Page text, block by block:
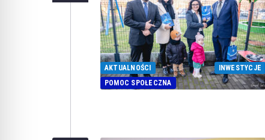
AKTUALNOŚCI
INWESTYCJE
POMOC SPOŁECZNA